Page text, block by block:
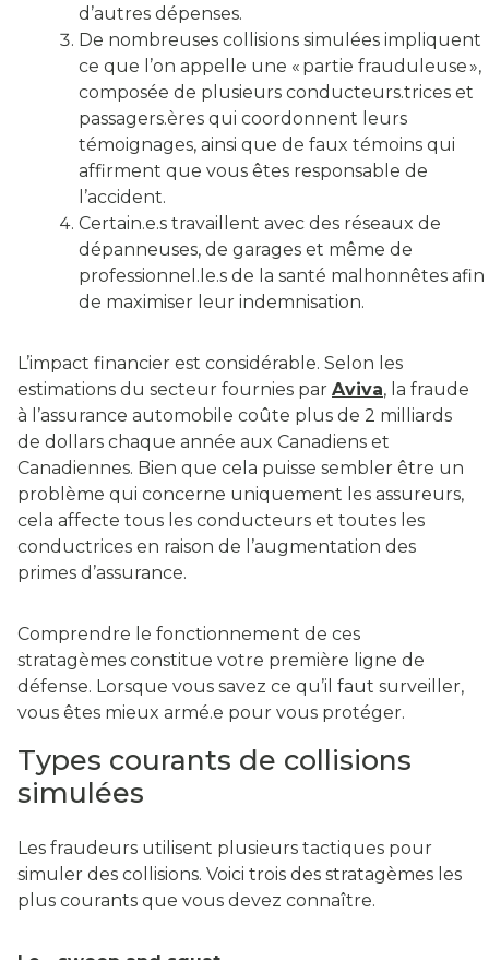
d’autres dépenses.
De nombreuses collisions simulées impliquent
ce que l’on appelle une « partie frauduleuse »,
composée de plusieurs conducteurs.trices et
passagers.ères qui coordonnent leurs
témoignages, ainsi que de faux témoins qui
affirment que vous êtes responsable de
l’accident.
Certain.e.s travaillent avec des réseaux de
dépanneuses, de garages et même de
professionnel.le.s de la santé malhonnêtes afin
de maximiser leur indemnisation.
L’impact financier est considérable. Selon les
estimations du secteur fournies par Aviva, la fraude
à l’assurance automobile coûte plus de 2 milliards
de dollars chaque année aux Canadiens et
Canadiennes. Bien que cela puisse sembler être un
problème qui concerne uniquement les assureurs,
cela affecte tous les conducteurs et toutes les
conductrices en raison de l’augmentation des
primes d’assurance.
Comprendre le fonctionnement de ces
stratagèmes constitue votre première ligne de
défense. Lorsque vous savez ce qu’il faut surveiller,
vous êtes mieux armé.e pour vous protéger.
Types courants de collisions
simulées
Les fraudeurs utilisent plusieurs tactiques pour
simuler des collisions. Voici trois des stratagèmes les
plus courants que vous devez connaître.